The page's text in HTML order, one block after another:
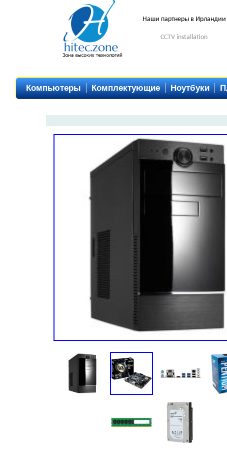
Наши партнеры в Ирландии
CCTV installation
Компьютеры Комплектующие Ноутбуки